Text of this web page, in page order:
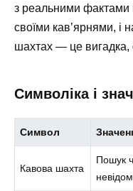
з реальними фактами
своїми кав’ярнями, і
шахтах — це вигадка,
Символіка і
Символ
Кавова шахта
Пошук